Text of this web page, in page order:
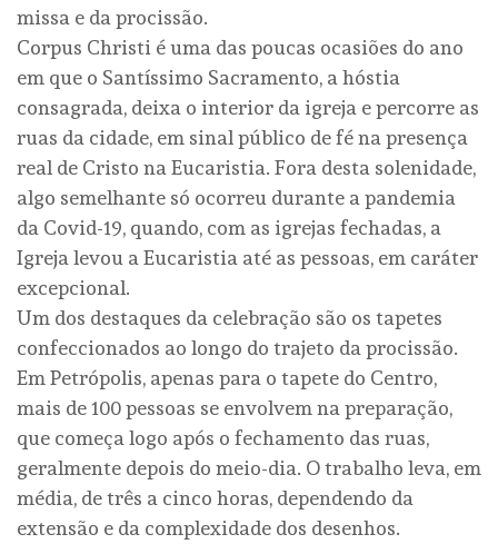
missa e da procissão.
Corpus Christi é uma das poucas ocasiões do ano
em que o Santíssimo Sacramento, a hóstia
consagrada, deixa o interior da igreja e percorre as
ruas da cidade, em sinal público de fé na presença
real de Cristo na Eucaristia. Fora desta solenidade,
algo semelhante só ocorreu durante a pandemia
da Covid-19, quando, com as igrejas fechadas, a
Igreja levou a Eucaristia até as pessoas, em caráter
excepcional.
Um dos destaques da celebração são os tapetes
confeccionados ao longo do trajeto da procissão.
Em Petrópolis, apenas para o tapete do Centro,
mais de 100 pessoas se envolvem na preparação,
que começa logo após o fechamento das ruas,
geralmente depois do meio-dia. O trabalho leva, em
média, de três a cinco horas, dependendo da
extensão e da complexidade dos desenhos.